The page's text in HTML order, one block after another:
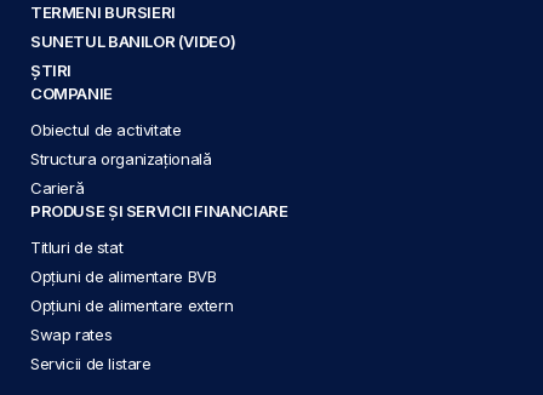
TERMENI BURSIERI
SUNETUL BANILOR (VIDEO)
ȘTIRI
COMPANIE
Obiectul de activitate
Structura organizațională
Carieră
PRODUSE ȘI SERVICII FINANCIARE
Titluri de stat
Opțiuni de alimentare BVB
Opțiuni de alimentare extern
Swap rates
Servicii de listare